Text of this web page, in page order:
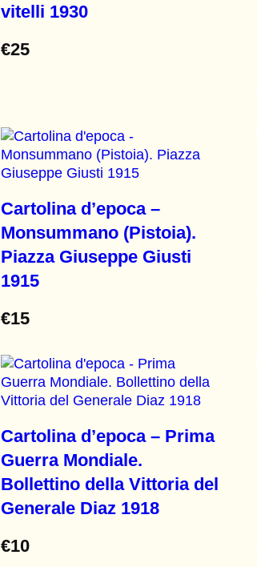
vitelli 1930
€25
Cartolina d’epoca –
Monsummano (Pistoia).
Piazza Giuseppe Giusti
1915
€15
Cartolina d’epoca – Prima
Guerra Mondiale.
Bollettino della Vittoria del
Generale Diaz 1918
€10